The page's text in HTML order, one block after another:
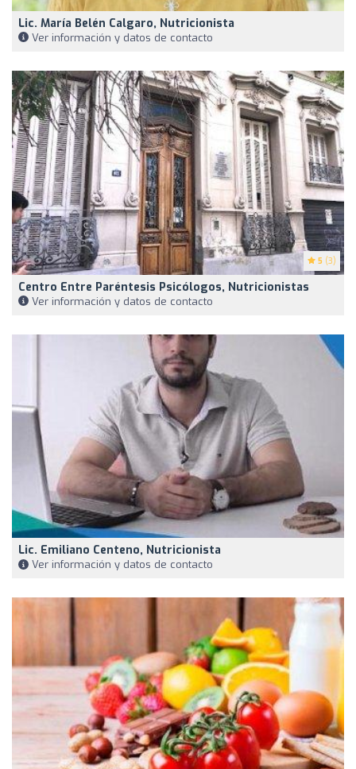
Lic. María Belén Calgaro, Nutricionista
Ver información y datos de contacto
5 (3)
Centro Entre Paréntesis Psicólogos, Nutricionistas
Ver información y datos de contacto
Lic. Emiliano Centeno, Nutricionista
Ver información y datos de contacto